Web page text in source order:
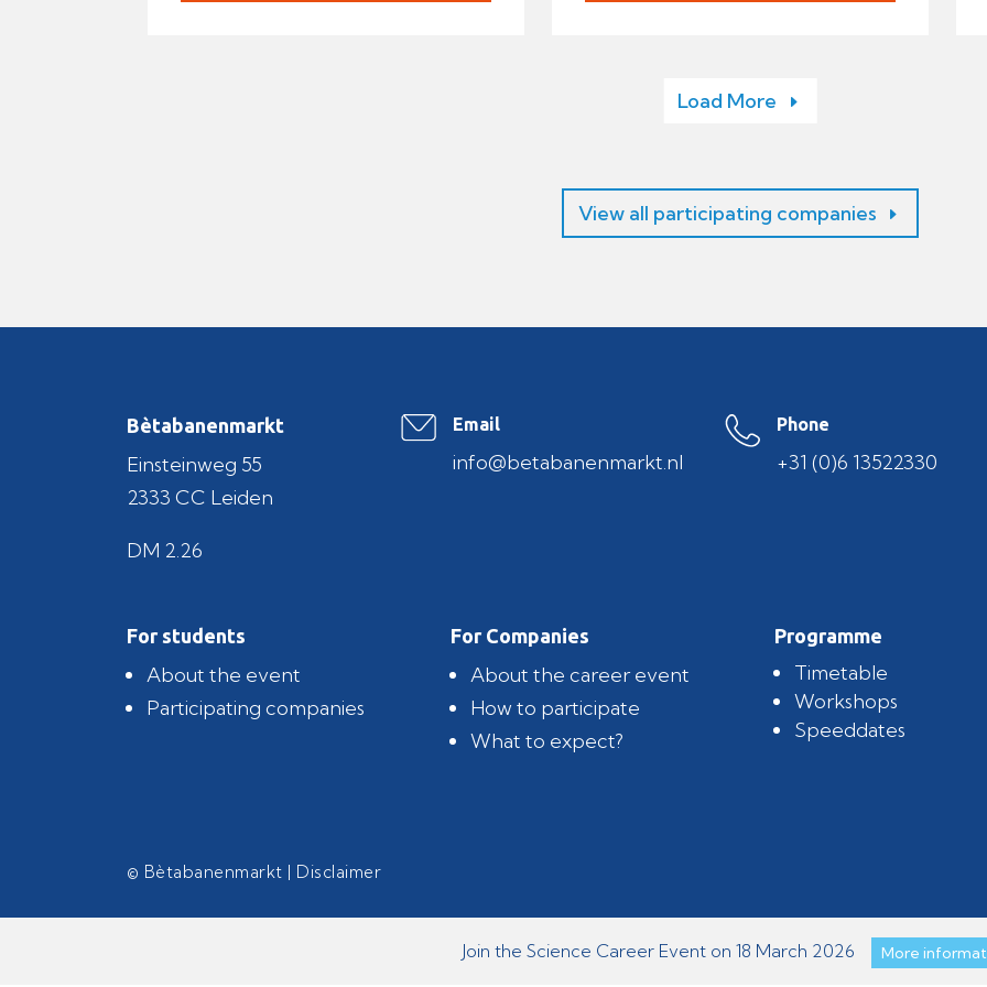
Load More
View all participating companies
Bètabanenmarkt
Einsteinweg 55
2333 CC Leiden
DM 2.26
Email
info@betabanenmarkt.nl
Phone
+31 (0)6 13522330
For students
About the event
Participating companies
For Companies
About the career event
How to participate
What to expect?
Programme
Timetable
Workshops
Speeddates
© Bètabanenmarkt | Disclaimer
Join the Science Career Event on 18 March 2026 More
Join the Science Career Event on 18 March 2026 More